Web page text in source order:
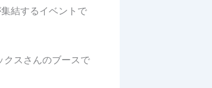
結するイベントで
クスさんのブースで